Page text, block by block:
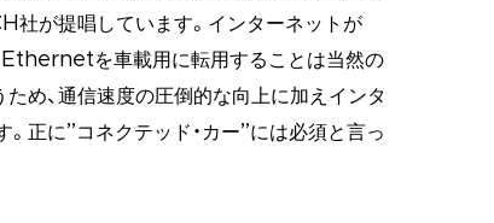
が提唱しています。インターネットが
を車載用に転用することは当然の
め、通信速度の圧倒的な向上に加えインタ
正に”コネクテッド・カー”には必須と言っ